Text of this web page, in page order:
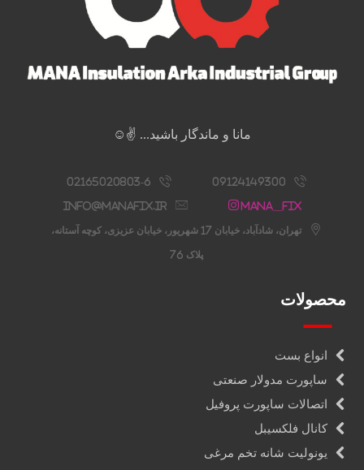
مانا و ماندگار باشید... ✌️☺️
09124149300
02165020803-6
Mana__fix
info@manafix.ir
تهران، شادآباد، خیابان 17 شهریور، خیابان عزیزی، کوچه آستانه،
پلاک 76
محصولات
انواع بست
ساپورت مدولار صنعتی
اتصالات ساپورت پروفیل
کانال فلکسیبل
یونولیت شانه تخم مرغی